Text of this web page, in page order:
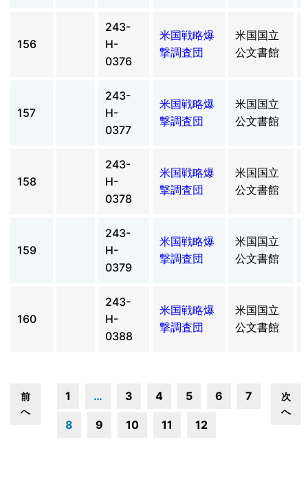
156
243-
H-
0376
米国戦略爆
撃調査団
米国国立
公文書館
157
243-
H-
0377
米国戦略爆
撃調査団
米国国立
公文書館
158
243-
H-
0378
米国戦略爆
撃調査団
米国国立
公文書館
159
243-
H-
0379
米国戦略爆
撃調査団
米国国立
公文書館
160
243-
H-
0388
米国戦略爆
撃調査団
米国国立
公文書館
前
へ
1 … 3 4 5 6 7
8 9 10 11 12
次
へ